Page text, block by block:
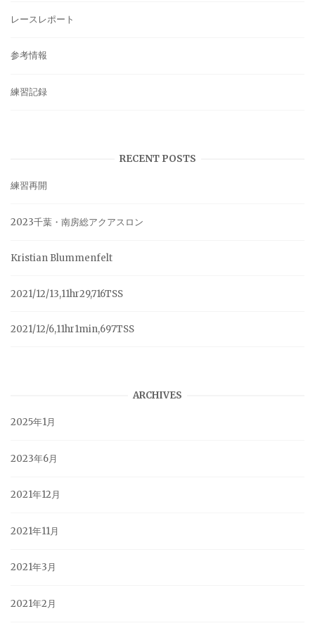
レースレポート
参考情報
練習記録
RECENT POSTS
練習再開
2023千葉・南房総アクアスロン
Kristian Blummenfelt
2021/12/13,11hr29,716TSS
2021/12/6,11hr1min,697TSS
ARCHIVES
2025年1月
2023年6月
2021年12月
2021年11月
2021年3月
2021年2月